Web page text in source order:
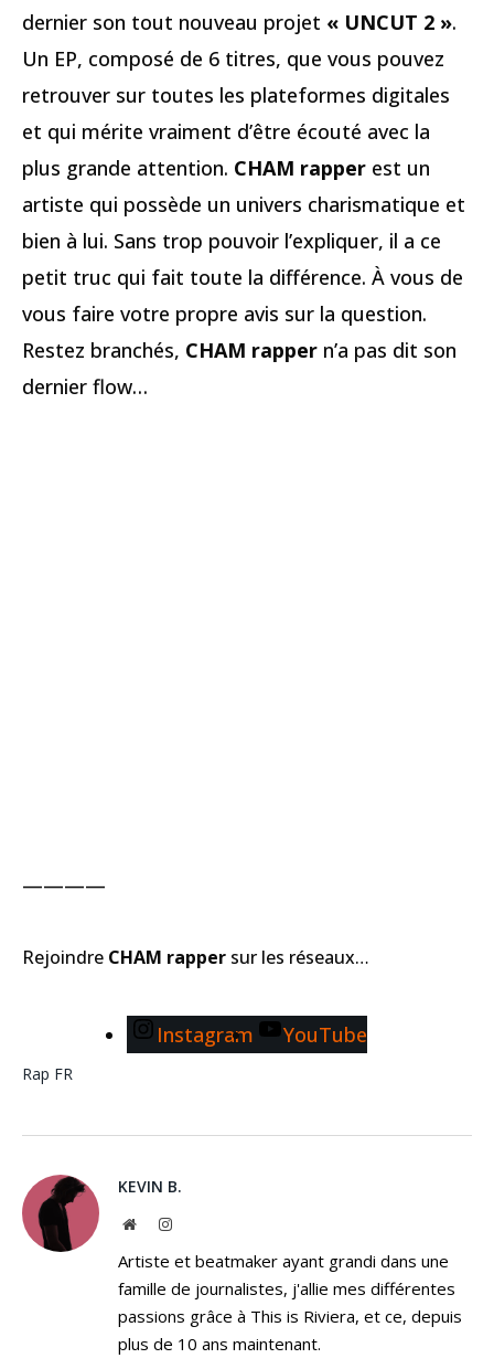
dernier son tout nouveau projet « UNCUT 2 ».
Un EP, composé de 6 titres, que vous pouvez
retrouver sur toutes les plateformes digitales
et qui mérite vraiment d’être écouté avec la
plus grande attention. CHAM rapper est un
artiste qui possède un univers charismatique et
bien à lui. Sans trop pouvoir l’expliquer, il a ce
petit truc qui fait toute la différence. À vous de
vous faire votre propre avis sur la question.
Restez branchés, CHAM rapper n’a pas dit son
dernier flow…
————
Rejoindre CHAM rapper sur les réseaux…
Instagram YouTube
Rap FR
KEVIN B.
WebsiteInstagram
Artiste et beatmaker ayant grandi dans une
famille de journalistes, j'allie mes différentes
passions grâce à This is Riviera, et ce, depuis
plus de 10 ans maintenant.